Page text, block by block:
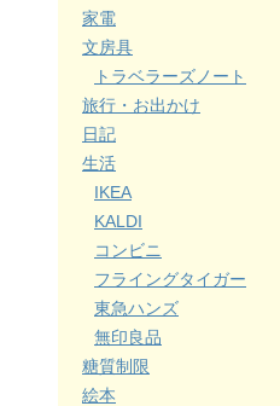
家電
文房具
トラベラーズノート
旅行・お出かけ
日記
生活
IKEA
KALDI
コンビニ
フライングタイガー
東急ハンズ
無印良品
糖質制限
絵本